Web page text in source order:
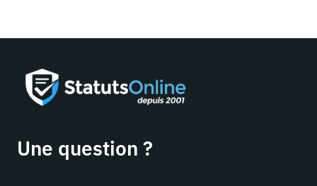
Une question ?